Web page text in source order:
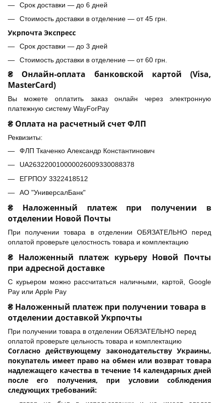
Срок доставки — до 6 дней
Стоимость доставки в отделение — от 45 грн.
Укрпочта Экспресс
Срок доставки — до 3 дней
Стоимость доставки в отделение — от 60 грн.
₴ Онлайн-оплата банковской картой (Visa,
MasterCard)
Вы можете оплатить заказ онлайн через электронную
платежную систему WayForPay
₴ Оплата на расчетный счет ФЛП
Реквизиты:
ФЛП Ткаченко Александр Константинович
UA263220010000026009330088378
ЕГРПОУ 3322418512
АО "УниверсалБанк"
₴ Наложенный платеж при получении в
отделении Новой Почты
При получении товара в отделении ОБЯЗАТЕЛЬНО перед
оплатой проверьте целостность товара и комплектацию
₴ Наложенный платеж курьеру Новой Почты
при адресной доставке
С курьером можно рассчитаться наличными, картой, Google
Pay или Apple Pay
₴ Наложенный платеж при получении товара в
отделении доставкой Укрпочты
При получении товара в отделении ОБЯЗАТЕЛЬНО перед
оплатой проверьте цельность товара и комплектацию
Согласно действующему законодательству Украины,
покупатель имеет право на обмен или возврат товара
надлежащего качества в течение 14 календарных дней
после его получения, при условии соблюдения
следующих требований: